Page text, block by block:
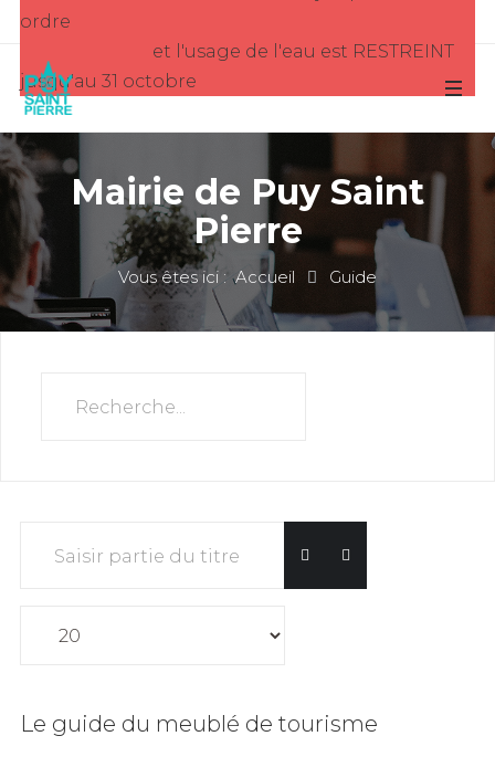
ordre
et l'usage de l'eau est RESTREINT
jusqu'au 31 octobre
Mairie de Puy Saint
Pierre
Vous êtes ici :Accueil Guide
Le guide du meublé de tourisme